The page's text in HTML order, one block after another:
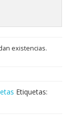
existencias.
Etiquetas: